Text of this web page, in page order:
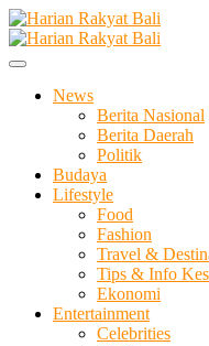
Skip
to
content
Harian Rakyat
Membangun Semangat
News
Berita Nasional
Berita Daerah
Politik
Budaya
Lifestyle
Food
Fashion
Travel &
Tips & Info
Ekonomi
Entertainment
Celebrities